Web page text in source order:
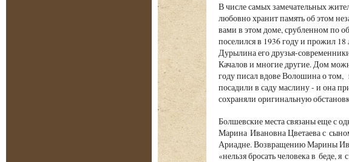
В числе самых замечательных
любовно хранит память об этом
вами в этом доме, срубленном по
поселился в 1936 году и прожил
Дурылина его друзья-
Качалов и многие другие. Дом
году писал вдове Волошина о
посадили в саду маслину - и она
сохраняли оригинальную
Болшевские места связаны еще с
Марина Ивановна Цветаева с
Ариадне. Возвращению Марины
«нельзя бросать человека в беде, я